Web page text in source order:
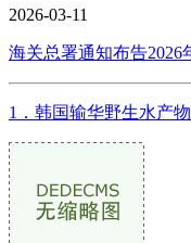
2026-03-11
海关总署通知布告2026
1．韩国输华野生水产